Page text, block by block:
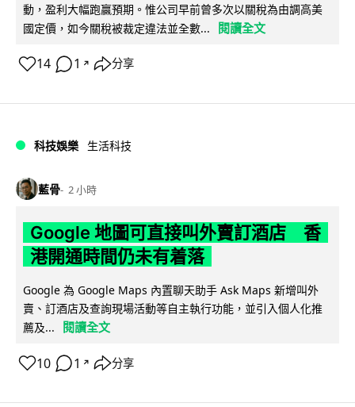
動，盈利大幅跑贏預期。惟公司早前曾多次以關稅為由調高美
國定價，如今關稅被裁定違法並全數...
閱讀全文
14 1 ↗ 分享
科技娛樂 生活科技
藍骨 2 小時
Google 地圖可直接叫外賣訂酒店 香
港開通時間仍未有着落
Google 為 Google Maps 內置聊天助手 Ask Maps 新增叫外
賣、訂酒店及查詢現場活動等自主執行功能，並引入個人化推
薦及...
閱讀全文
10 1 ↗ 分享